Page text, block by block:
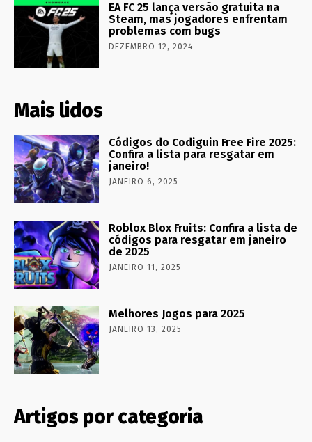
EA FC 25 lança versão gratuita na
Steam, mas jogadores enfrentam
problemas com bugs
DEZEMBRO 12, 2024
Mais lidos
Códigos do Codiguin Free Fire 2025:
Confira a lista para resgatar em
janeiro!
JANEIRO 6, 2025
Roblox Blox Fruits: Confira a lista de
códigos para resgatar em janeiro
de 2025
JANEIRO 11, 2025
Melhores Jogos para 2025
JANEIRO 13, 2025
Artigos por categoria